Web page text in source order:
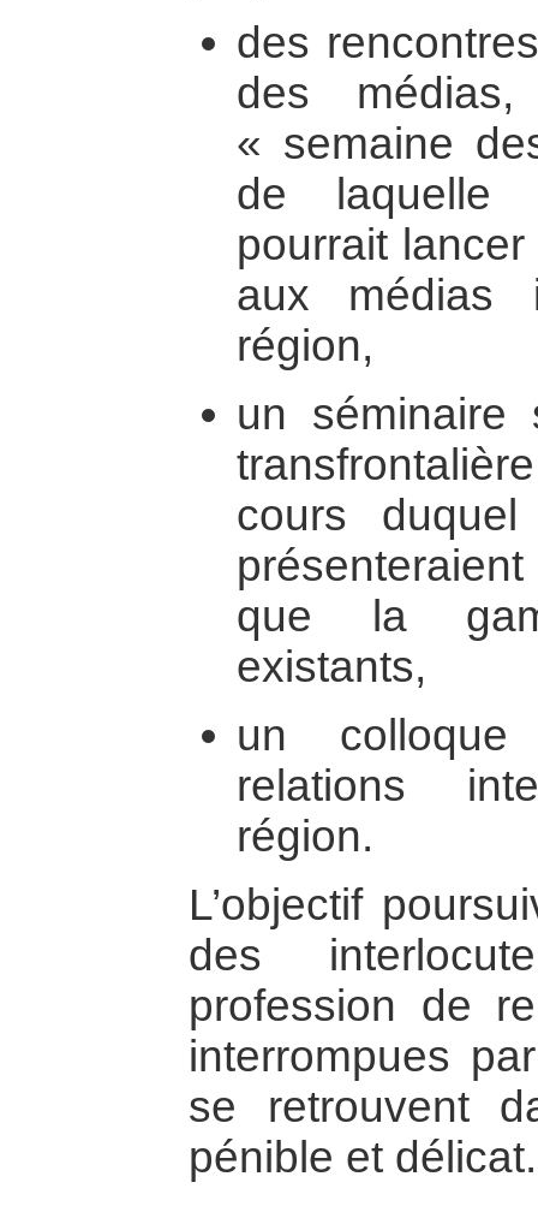
des
des
« semaine
de laquelle
pourrait lancer
aux médias
région,
un séminaire
cours
que la
existants,
un
relations
région.
L’objectif
des
profession de
interrompues
se retrouvent
pénible et délicat.